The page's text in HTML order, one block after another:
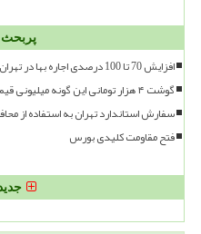
پربحث
افزایش 70 تا 100 درصدی اجاره بها در تهران
گوشت ۴ هزار تومانی این گونه میلیونی قیمت خورد
سفارش استاندارد تهران به استفاده از
فتح مقاومت کلیدی بورس